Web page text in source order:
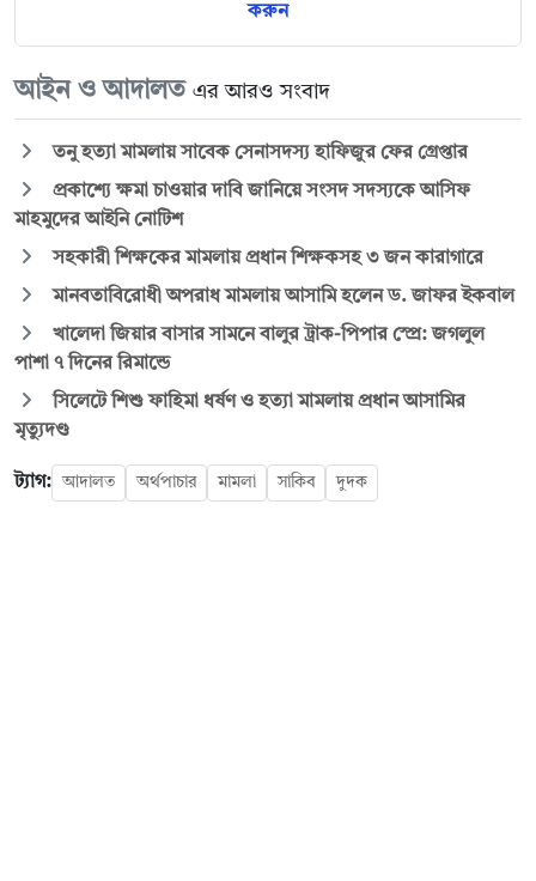
করুন
আইন ও আদালত এর আরও সংবাদ
তনু হত্যা মামলায় সাবেক সেনাসদস্য হাফিজুর ফের গ্রেপ্তার
প্রকাশ্যে ক্ষমা চাওয়ার দাবি জানিয়ে সংসদ সদস্যকে আসিফ
মাহমুদের আইনি নোটিশ
সহকারী শিক্ষকের মামলায় প্রধান শিক্ষকসহ ৩ জন কারাগারে
মানবতাবিরোধী অপরাধ মামলায় আসামি হলেন ড. জাফর ইকবাল
খালেদা জিয়ার বাসার সামনে বালুর ট্রাক-পিপার স্প্রে: জগলুল
পাশা ৭ দিনের রিমান্ডে
সিলেটে শিশু ফাহিমা ধর্ষণ ও হত্যা মামলায় প্রধান আসামির
মৃত্যুদণ্ড
ট্যাগ: আদালত অর্থপাচার মামলা সাকিব দুদক